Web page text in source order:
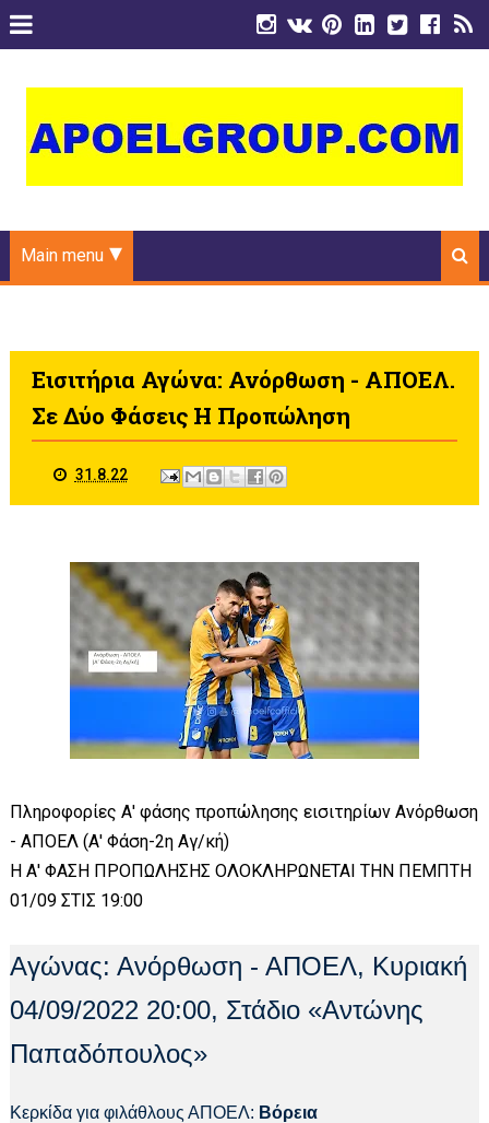
Main menu
Εισιτήρια Αγώνα: Ανόρθωση - ΑΠΟΕΛ.
Σε Δύο Φάσεις Η Προπώληση
31.8.22
Πληροφορίες Α' φάσης προπώλησης εισιτηρίων Ανόρθωση
- ΑΠΟΕΛ (Α' Φάση-2η Αγ/κή)
Η Α' ΦΑΣΗ ΠΡΟΠΩΛΗΣΗΣ ΟΛΟΚΛΗΡΩΝΕΤΑΙ ΤΗΝ ΠΕΜΠΤΗ
01/09 ΣΤΙΣ 19:00
Αγώνας: Ανόρθωση - ΑΠΟΕΛ, Κυριακή
04/09/2022 20:00, Στάδιο «Αντώνης
Παπαδόπουλος»
Κερκίδα για φιλάθλους ΑΠΟΕΛ: Βόρεια